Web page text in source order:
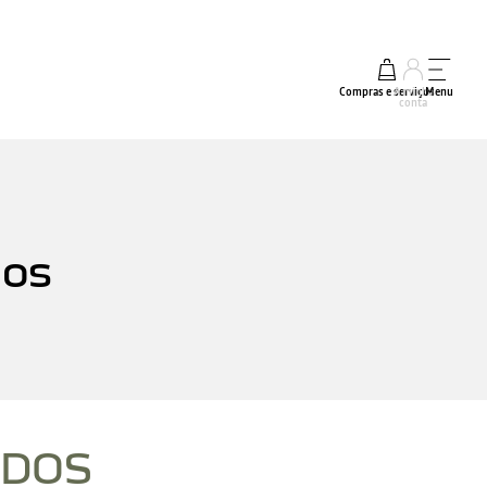
Compras e serviços
A minha
conta
Menu